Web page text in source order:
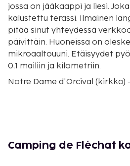
jossa on jääkaappi ja liesi.
kalustettu terassi. Ilmainen
pitää sinut yhteydessä
päivittäin. Huoneissa on
mikroaaltouuni. Etäisyydet
0,1 mailiin ja kilometriin.
Notre Dame d'Orcival (kirkko) -
Banne d'Ordanche - 13,8 km /
Mont-Doren kylpylät - 18,4 km /
Camping de Fléchat